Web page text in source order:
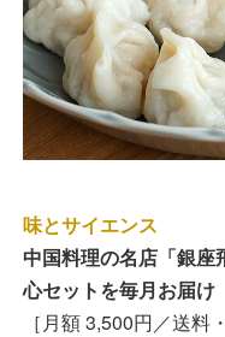
味とサイエンス
中国料理の名店「銀座
心セットを毎月お届け
［月額 3,500円／送料